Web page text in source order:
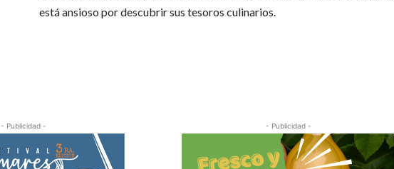
está ansioso por descubrir sus tesoros culinarios.
- Publicidad - - Publicidad -